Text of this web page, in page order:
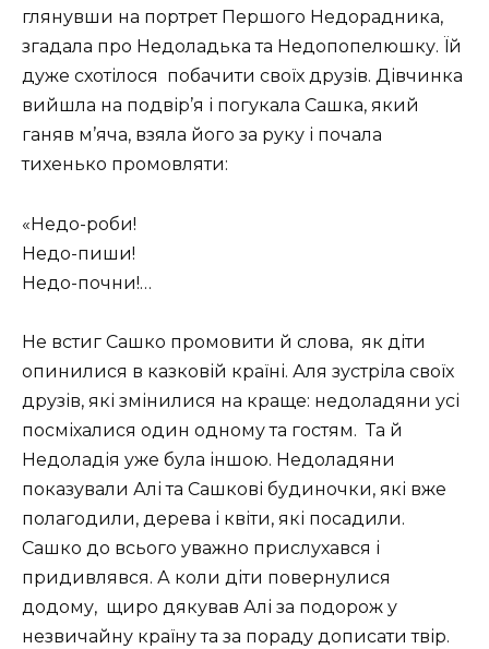
глянувши на портрет Першого Недорадника,
згадала про Недоладька та Недопопелюшку. Їй
дуже схотілося побачити своїх друзів. Дівчинка
вийшла на подвір’я і погукала Сашка, який
ганяв м’яча, взяла його за руку і почала
тихенько промовляти:
«Недо-роби!
Недо-пиши!
Недо-почни!…
Не встиг Сашко промовити й слова, як діти
опинилися в казковій країні. Аля зустріла своїх
друзів, які змінилися на краще: недоладяни усі
посміхалися один одному та гостям. Та й
Недоладія уже була іншою. Недоладяни
показували Алі та Сашкові будиночки, які вже
полагодили, дерева і квіти, які посадили.
Сашко до всього уважно прислухався і
придивлявся. А коли діти повернулися
додому, щиро дякував Алі за подорож у
незвичайну країну та за пораду дописати твір.